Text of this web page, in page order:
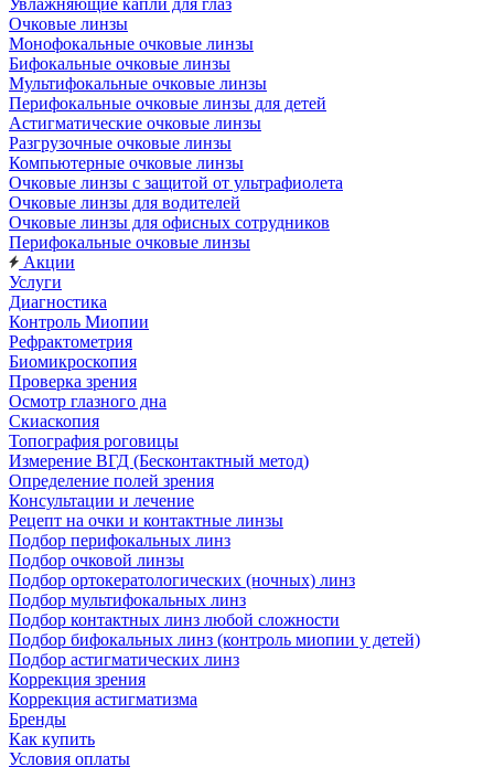
Увлажняющие капли для глаз
Очковые линзы
Монофокальные очковые линзы
Бифокальные очковые линзы
Мультифокальные очковые линзы
Перифокальные очковые линзы для детей
Астигматические очковые линзы
Разгрузочные очковые линзы
Компьютерные очковые линзы
Очковые линзы с защитой от ультрафиолета
Очковые линзы для водителей
Очковые линзы для офисных сотрудников
Перифокальные очковые линзы
Акции
Услуги
Диагностика
Контроль Миопии
Рефрактометрия
Биомикроскопия
Проверка зрения
Осмотр глазного дна
Скиаскопия
Топография роговицы
Измерение ВГД (Бесконтактный метод)
Определение полей зрения
Консультации и лечение
Рецепт на очки и контактные линзы
Подбор перифокальных линз
Подбор очковой линзы
Подбор ортокератологических (ночных) линз
Подбор мультифокальных линз
Подбор контактных линз любой сложности
Подбор бифокальных линз (контроль миопии у детей)
Подбор астигматических линз
Коррекция зрения
Коррекция астигматизма
Бренды
Как купить
Условия оплаты